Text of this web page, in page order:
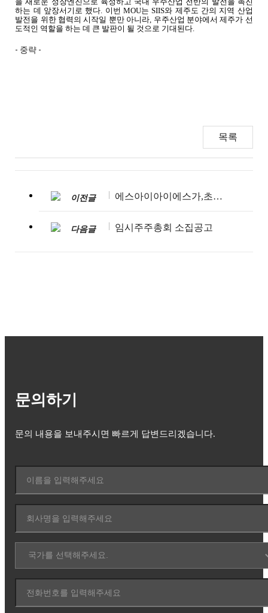
하는 데 앞장서기로 했다. 이번 MOU는 SIIS와 제주도 간의 지역 산업
발전을 위한 협력의 시작일 뿐만 아니라, 우주산업 분야에서 제주가 선
도적인 역할을 하는 데 큰 발판이 될 것으로 기대된다.
- 중략 -
목록
이전글 에스아이아이에스가,초고해상도 SAR 전문기업 Umbra 영상 공급
임시주주총회 소집공고
다음글
문의하기
문의 내용을 보내주시면 빠르게 답변드리겠습니다.